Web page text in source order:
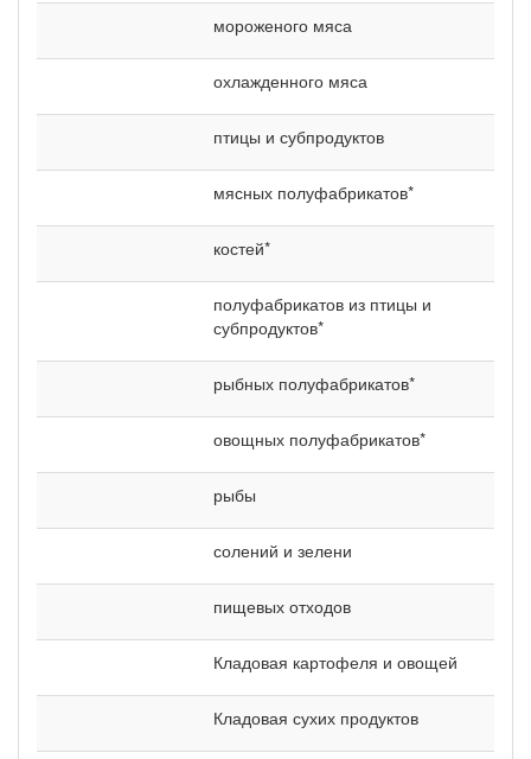
мороженого мяса
охлажденного мяса
птицы и субпродуктов
мясных полуфабрикатов*
костей*
полуфабрикатов из птицы и
субпродуктов*
рыбных полуфабрикатов*
овощных полуфабрикатов*
рыбы
солений и зелени
пищевых отходов
Кладовая картофеля и овощей
Кладовая сухих продуктов